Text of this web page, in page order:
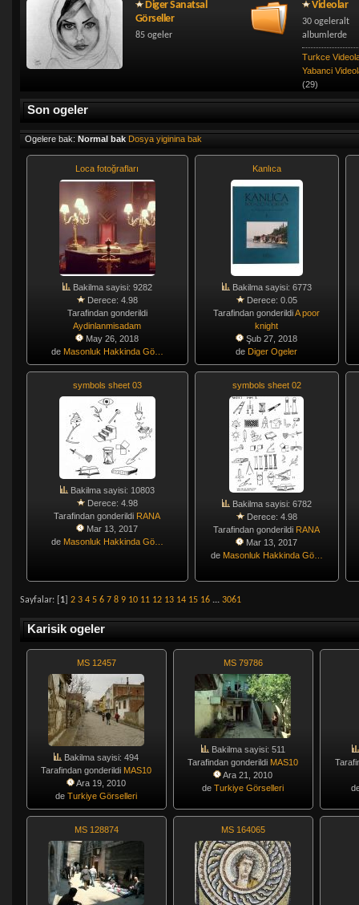
Diger Sanatsal
Görseller
85 ogeler
Videolar
30 ogeleralt
albumlerde
Turkce
Yabanci
(29)
Son ogeler
Ogelere bak: Normal bak Dosya yiginina bak
Loca fotoğrafları
Bakilma sayisi: 9282
Derece: 4.98
Tarafindan gonderildi
Aydinlanmisadam
May 26, 2018
de Masonluk Hakkinda Gö…
Kanlıca
Bakilma sayisi: 6773
Derece: 0.05
Tarafindan gonderildiA poor
knight
Şub 27, 2018
de Diger Ogeler
symbols sheet 03
Bakilma sayisi: 10803
Derece: 4.98
Tarafindan gonderildi RANA
Mar 13, 2017
de Masonluk Hakkinda Gö…
symbols sheet 02
Bakilma sayisi: 6782
Derece: 4.98
Tarafindan gonderildi RANA
Mar 13, 2017
de Masonluk Hakkinda Gö…
Sayfalar: [ 1] 2 3 4 5 6 7 8 9 10 11 12 13 14 15 16 ... 3061
Karisik ogeler
MS 12457
Bakilma sayisi: 494
Tarafindan gonderildi MAS10
Ara 19, 2010
deTurkiye Görselleri
MS 79786
Bakilma sayisi: 511
Tarafindan gonderildi MAS10
Ara 21, 2010
deTurkiye Görselleri
MS 128874 MS 164065